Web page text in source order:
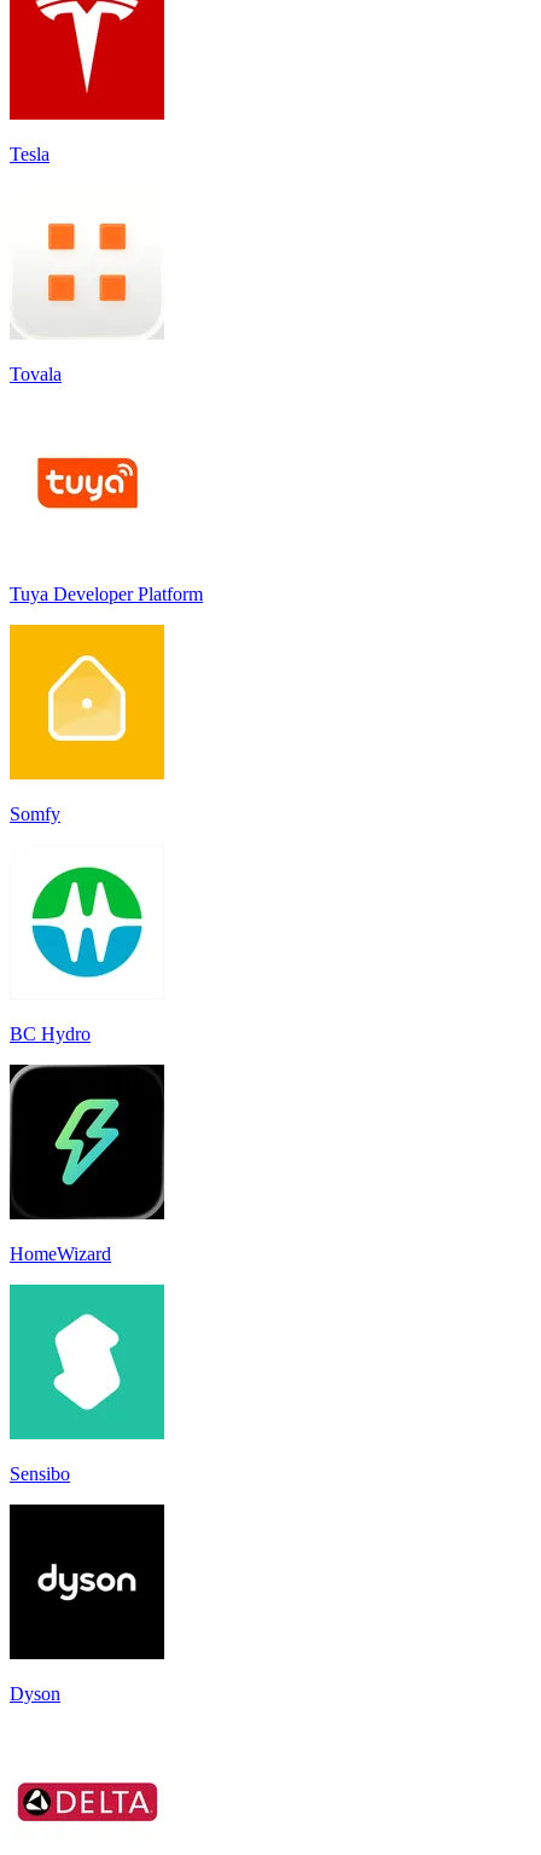
Tesla
Tovala
Tuya Developer Platform
Somfy
BC Hydro
HomeWizard
Sensibo
Dyson